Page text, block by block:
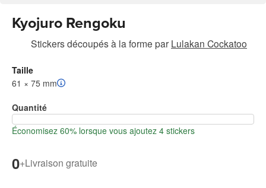
Kyojuro Rengoku
Stickers découpés à la forme par Lulakan Cockatoo
Taille
61 × 75 mm
Quantité
Économisez 60% lorsque vous ajoutez 4 stickers
0+Livraison gratuite